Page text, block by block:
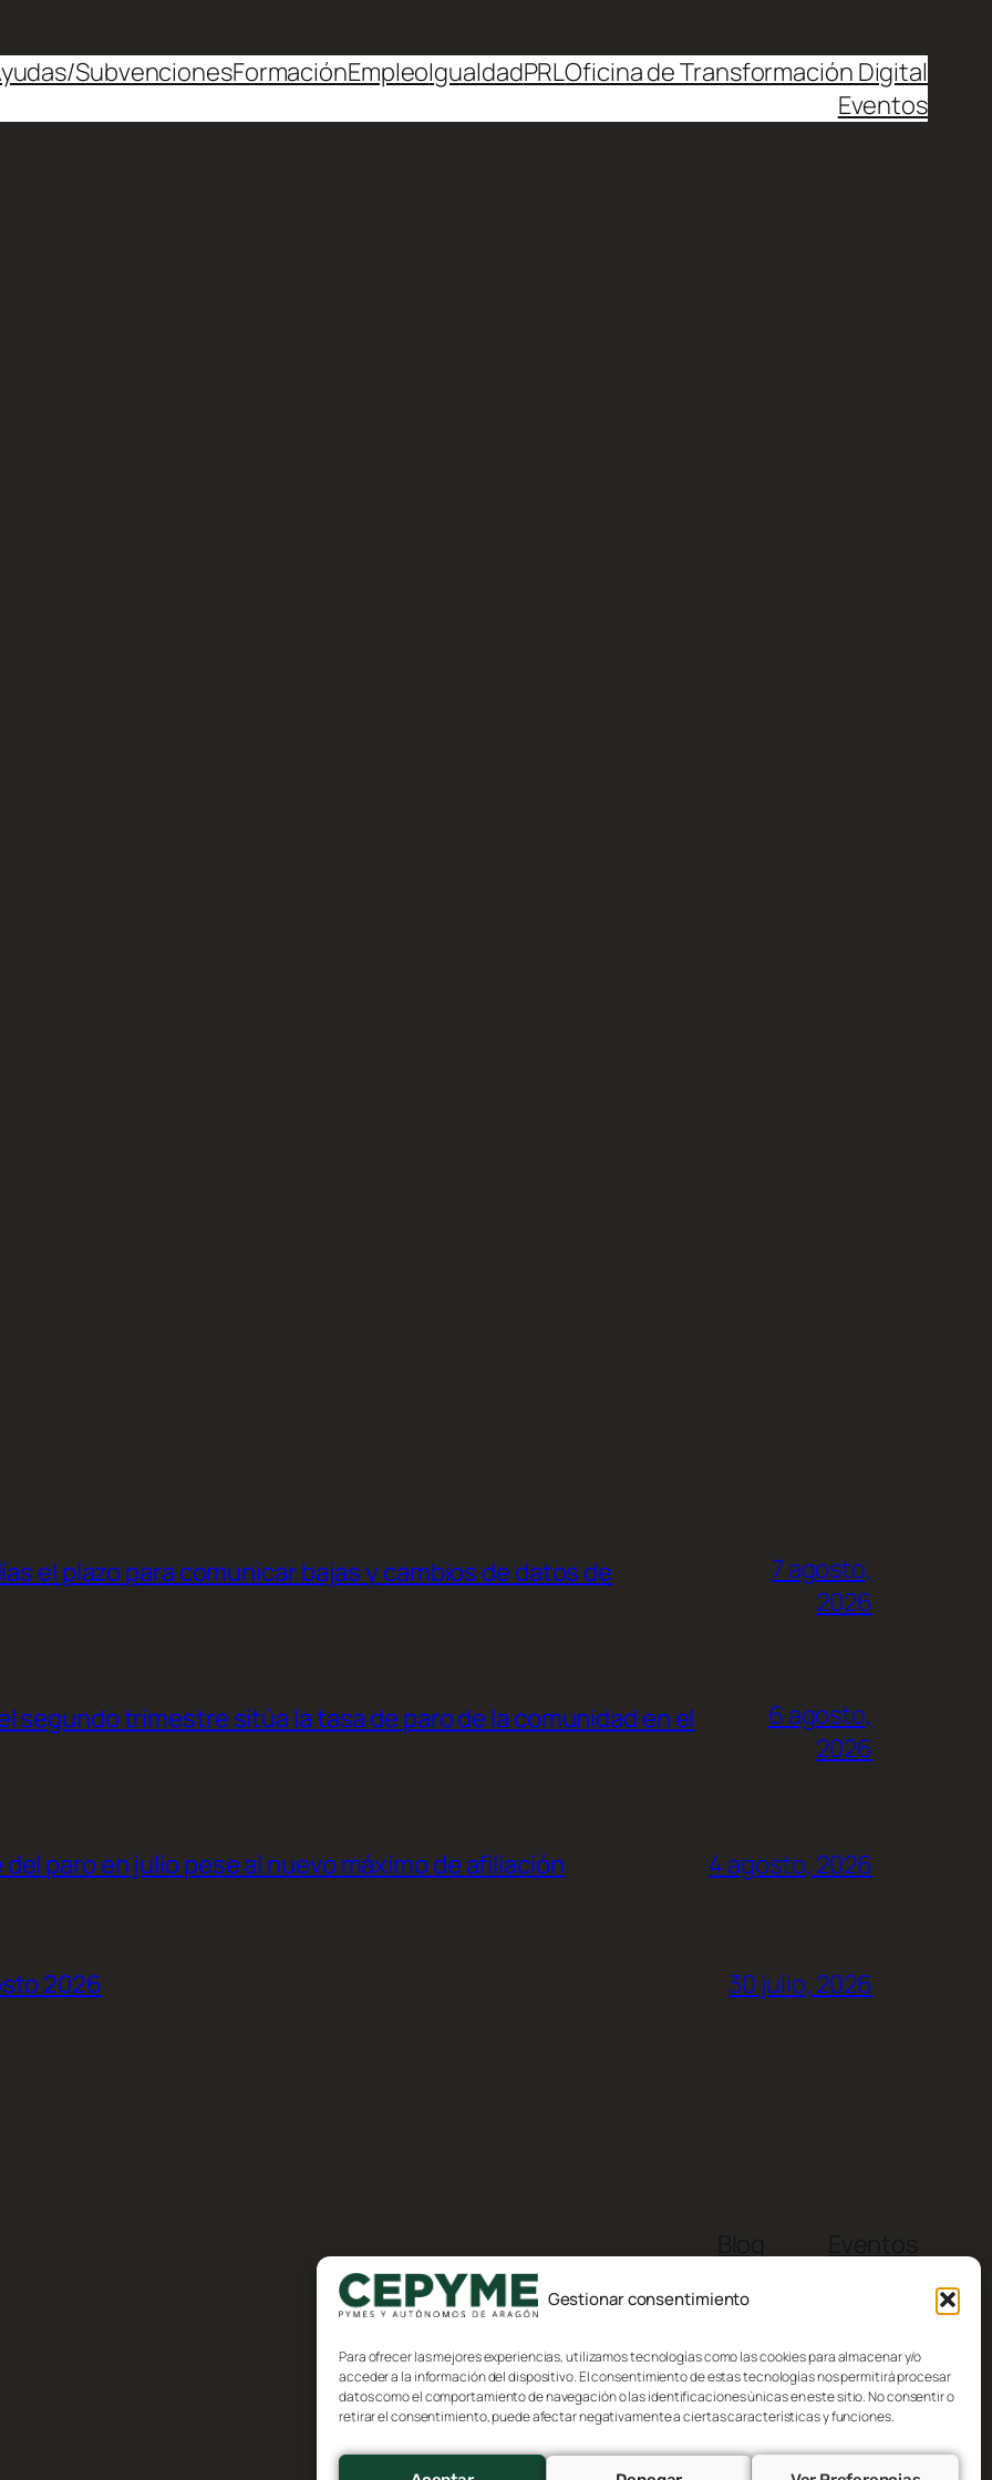
Gestionar consentimiento
Para ofrecer las mejores experiencias, utilizamos tecnologías como las cookies para almacenar y/o
acceder a la información del dispositivo. El consentimiento de estas tecnologías nos permitirá procesar
datos como el comportamiento de navegación o las identificaciones únicas en este sitio. No consentir o
retirar el consentimiento, puede afectar negativamente a ciertas características y funciones.
SubvencionesFormaciónEmpleoIgualdadPRLOficina de Transformación Digital
Eventos
el plazo para comunicar bajas y cambios de datos de
7 agosto,
2026
segundo trimestre sitúa la tasa de paro de la comunidad en el
6 agosto,
2026
paro en julio pese al nuevo máximo de afiliación 4 agosto, 2026
2026 30 julio, 2026
FAQs
Autores
Temas